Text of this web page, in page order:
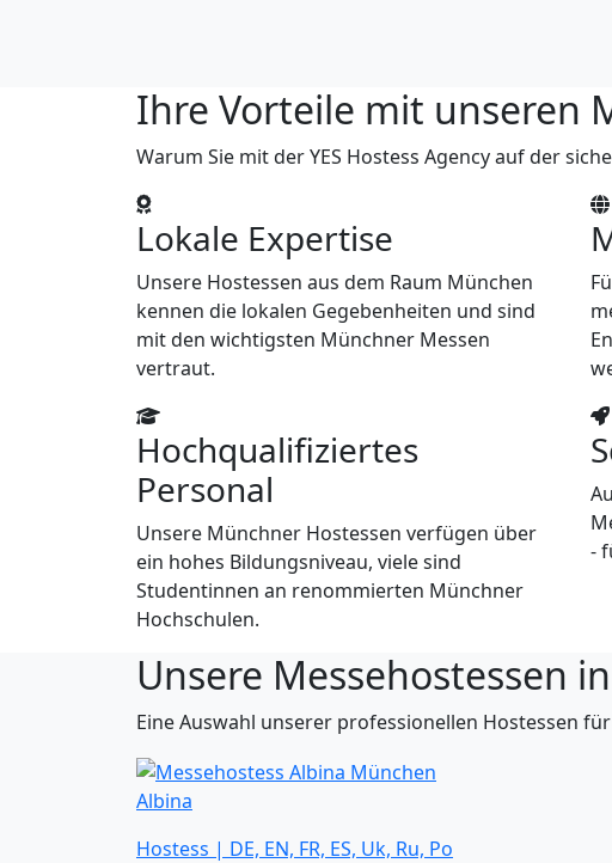
Ihre Vorteile mit unseren
Warum Sie mit der YES Hostess Agency auf der
Lokale Expertise
Unsere Hostessen aus dem Raum München
kennen die lokalen Gegebenheiten und sind
mit den wichtigsten Münchner Messen
vertraut.
Hochqualifiziertes
Personal
Unsere Münchner Hostessen verfügen über
ein hohes Bildungsniveau, viele sind
Studentinnen an renommierten Münchner
Hochschulen.
-
Unsere Messehostessen
Eine Auswahl unserer professionellen Hostessen
Albina
Hostess | DE, EN, FR, ES, Uk, Ru, Po